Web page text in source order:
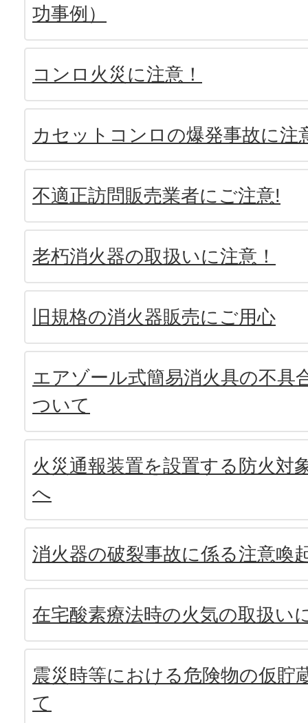
功事例）
コンロ火災に注意！
カセットコンロの爆発事故に注
不適正訪問販売業者にご注意!
老朽消火器の取扱いに注意！
旧規格の消火器販売にご用心
エアゾール式簡易消火具の不具
ついて
火災通報装置を設置する防火対
へ
消火器の破裂事故に係る注意喚
在宅酸素療法時の火気の取扱い
震災時等における危険物の仮貯
て